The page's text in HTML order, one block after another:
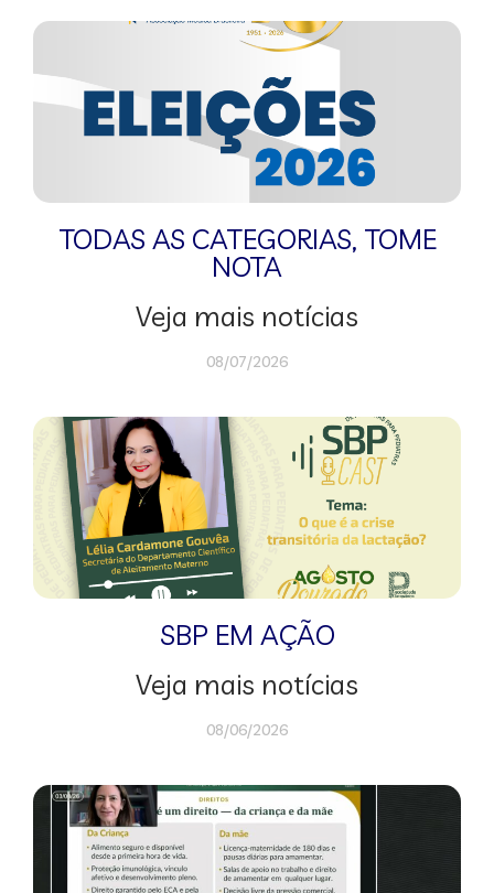
TODAS AS CATEGORIAS, TOME
NOTA
Veja mais notícias
08/07/2026
SBP EM AÇÃO
Veja mais notícias
08/06/2026